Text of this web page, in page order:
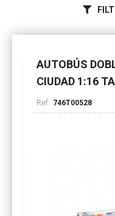
AUTOBÚS
CIUDAD 1:16
746T00528